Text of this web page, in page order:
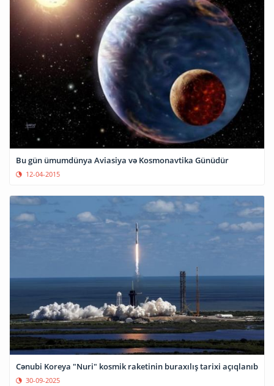
Bu gün ümumdünya Aviasiya və Kosmonavtika Günüdür
12-04-2015
Cənubi Koreya "Nuri" kosmik raketinin buraxılış tarixi açıqlanıb
30-09-2025